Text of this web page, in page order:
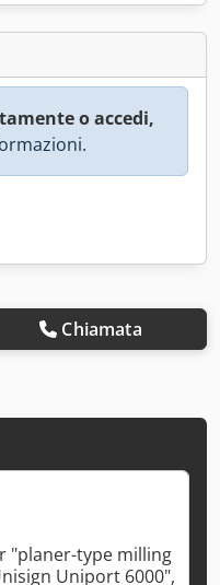
o accedi,
Chiamata